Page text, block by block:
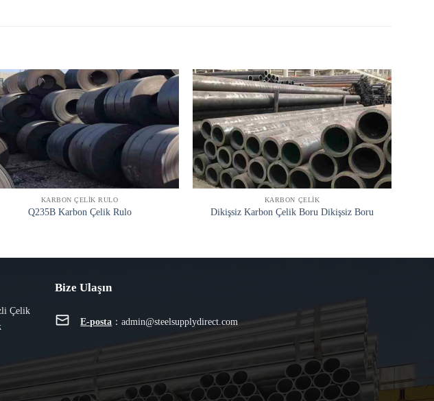
KARBON ÇELIK RULO
Q235B Karbon Çelik Rulo
KARBON ÇELIK
Dikişsiz Karbon Çelik Boru Dikişsiz Boru
Çelik
Bize Ulaşın
E-posta ：admin@steelsupplydirect.com